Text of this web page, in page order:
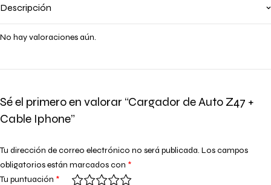
Descripción
No hay valoraciones aún.
Sé el primero en valorar “Cargador de Auto Z47 +
Cable Iphone”
Tu dirección de correo electrónico no será publicada. Los campos
obligatorios están marcados con *
Tu puntuación *